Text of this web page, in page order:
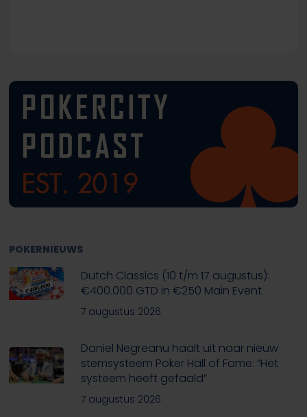
POKERNIEUWS
Dutch Classics (10 t/m 17 augustus):
€400.000 GTD in €250 Main Event
7 augustus 2026
Daniel Negreanu haalt uit naar nieuw
stemsysteem Poker Hall of Fame: “Het
systeem heeft gefaald”
7 augustus 2026